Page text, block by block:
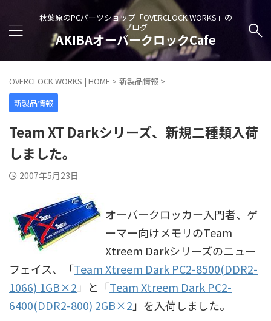
秋葉原のPCパーツショップ「OVERCLOCK WORKS」の
ブログ
AKIBAオーバークロックCafe
OVERCLOCK WORKS | HOME > 新製品情報 >
新製品情報
Team XT Darkシリーズ、新規二種類入荷
しました。
2007年5月23日
オーバークロッカー入門者、ゲ
ーマー向けメモリのTeam
Xtreem Darkシリーズのニュー
フェイス、「Team Xtreem Dark PC2-8500(DDR2-
1066) 1GB×2 」と「Team Xtreem Dark PC2-
6400(DDR2-800) 2GB×2 」を入荷しました。